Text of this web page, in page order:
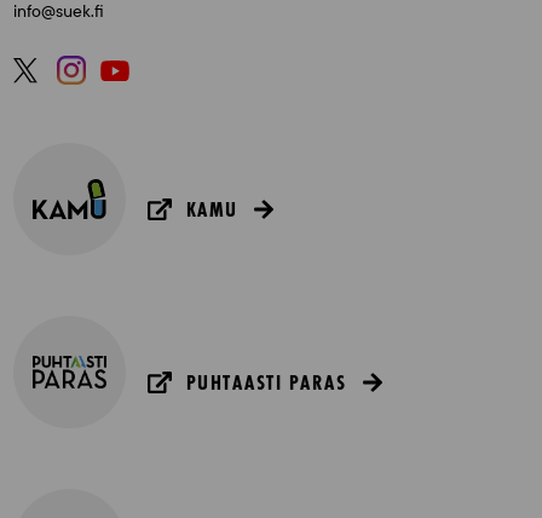
info@suek.fi
KAMU
PUHTAASTI PARAS